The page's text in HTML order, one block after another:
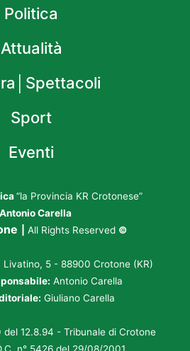
Politica
Attualità
Sport
Eventi
“la Provincia KR Crotonese”
Antonio Carella
All Rights Reserved ©
Livatino, 5 - 88900 Crotone (KR)
Antonio Carella
Giuliano Carella
del 12.8.94 - Tribunale di Crotone